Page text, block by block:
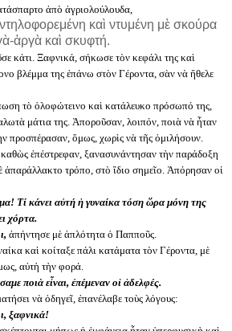
ἀπὸ ἀγριολούλουδα,
καὶ ντυμένη μὲ σκούρα
ἀργὰ καὶ σκυφτή.
κάτι. Ξαφνικά, σήκωσε τὸν κεφάλι της καὶ
βλέμμα της ἐπάνω στὸν Γέροντα, σὰν νὰ ἤθελε
τὸ ὁλοφώτεινο καὶ κατάλευκο πρόσωπό της,
μάτια της. Ἀποροῦσαν, λοιπόν, ποιὰ νὰ ἦταν
προσπέρασαν, ὅμως, χωρὶς νὰ τῆς ὁμιλήσουν.
ἐπέστρεφαν, ξανασυνάντησαν τὴν παράδοξη
ἀπαράλλακτο τρόπο, στὸ ἴδιο σημεῖο. Ἀπόρησαν οἱ
Τί κάνει αὐτή ἡ γυναίκα τόση ὥρα μόνη της
χόρτα.
ἀπήντησε μὲ ἁπλότητα ὁ Παπποῦς.
καὶ κοίταξε πάλι κατάματα τὸν Γέροντα, μὲ
αὐτὴ τὴν φορά.
ποιὰ εἶναι, ἐπέμεναν οἱ ἀδελφές.
νὰ ὁδηγεῖ, ἐπανέλαβε τοὺς λόγους:
ξαφνικά!